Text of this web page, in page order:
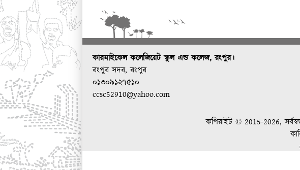
কারমাইকেল কলেজিয়েট স্কুল এন্ড কলেজ, রংপুর।
রংপুর সদর, রংপুর
০১৩০৯১২৭৫১০
ccsc52910@yahoo.com
কপিরাইট © 2015-2026,